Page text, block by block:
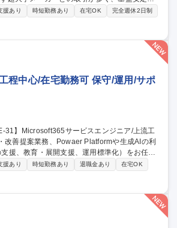
保証チェックおよび妥当性検証などを行うポ
ト運営支援■不具合分析および再発防止支援■
ンク、トヨタ自動車、日立、明治など 募集
/スタンダード上場
援あり 時短勤務あり 在宅OK
完全週休2日制
程中心/在宅勤務可 保守/運用/サポ
援、教育・展開支援、運用標準化）をお任せ
を変える仕事です。 ■当面はアルプスアルパ
にあわせ内外問わず、幅広い業種のお客様へ
援あり 時短勤務あり 退職金あり
在宅OK